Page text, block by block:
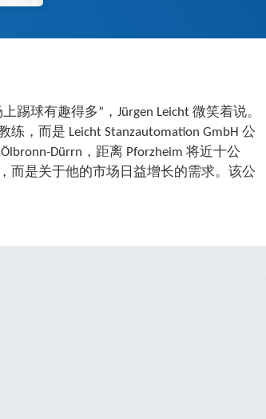
踢球有趣得多”，Jürgen Leicht 微笑着说。
，而是 Leicht Stanzautomation GmbH 公
Dürrn，距离 Pforzheim 将近十公
而是关于他的市场日益增长的需求。该公
售自动带材焊接机以及用于冲压和成型技
其客户包括汽车、电气、航空航天以及医